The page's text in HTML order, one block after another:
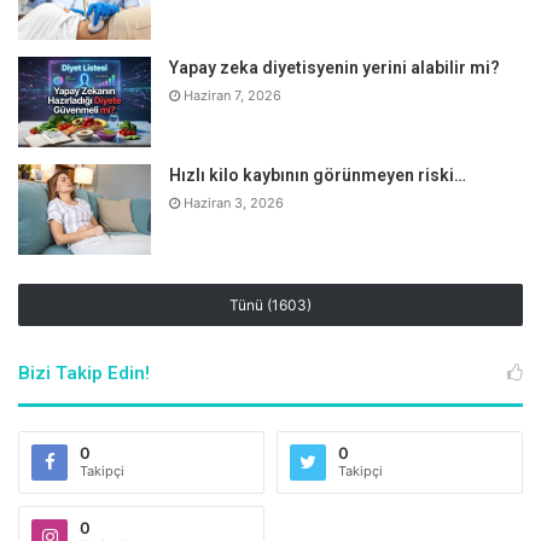
Kafeinin fazla tüketimi, idrarla birlikte atılan kalsiyum
miktarını arttırıyor. Potansiyel olarak zararlı etkilerinin
çoğu, süt ve diğer sağlıklı içeceklerin yerine kafeinli
içeceklerin kullanılmasından kaynaklanıyor. Diyetiniz
yeterli miktarda kalsiyum içerdiği sürece orta derecede
Yapay zeka diyetisyenin yerini alabilir mi?
Haziran 7, 2026
Hızlı kilo kaybının görünmeyen riski…
Haziran 3, 2026
Tünü (1603)
Bizi Takip Edin!
0
Takipçi
0
Takipçi
0